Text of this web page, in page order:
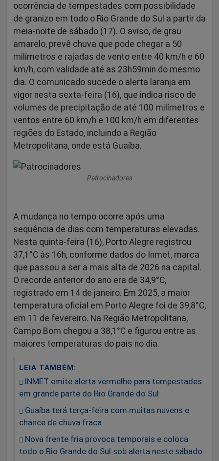
ocorrência de tempestades com possibilidade
de granizo em todo o Rio Grande do Sul a partir da
meia-noite de sábado (17). O aviso, de grau
amarelo, prevê chuva que pode chegar a 50
milímetros e rajadas de vento entre 40 km/h e 60
km/h, com validade até as 23h59min do mesmo
dia. O comunicado sucede o alerta laranja em
vigor nesta sexta-feira (16), que indica risco de
volumes de precipitação de até 100 milímetros e
ventos entre 60 km/h e 100 km/h em diferentes
regiões do Estado, incluindo a Região
Metropolitana, onde está Guaíba.
Patrocinadores
A mudança no tempo ocorre após uma
sequência de dias com temperaturas elevadas.
Nesta quinta-feira (16), Porto Alegre registrou
37,1°C às 16h, conforme dados do Inmet, marca
que passou a ser a mais alta de 2026 na capital.
O recorde anterior do ano era de 34,9°C,
registrado em 14 de janeiro. Em 2025, a maior
temperatura oficial em Porto Alegre foi de 39,8°C,
em 11 de fevereiro. Na Região Metropolitana,
Campo Bom chegou a 38,1°C e figurou entre as
maiores temperaturas do país no dia.
LEIA TAMBÉM:
INMET emite alerta vermelho para tempestades
em grande parte do Rio Grande do Sul
Guaíba terá terça-feira com muitas nuvens e
chance de chuva fraca
Nova frente fria provoca temporais e coloca
todo o Rio Grande do Sul sob alerta neste sábado